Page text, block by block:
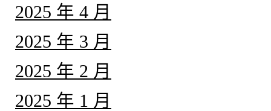
2025 年 4 月
2025 年 3 月
2025 年 2 月
2025 年 1 月